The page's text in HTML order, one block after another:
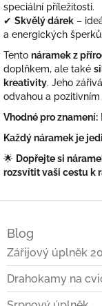
speciální příležitosti.
✔ Skvělý dárek –
a energických šperků.
Tento náramek z
doplňkem, ale také
kreativity. Jeho
odvahou a pozitivním
Vhodné pro znamení:
Každý náramek je
🌟 Dopřejte si
rozsvítit vaši cestu k
Blog
Zářijový úplněk
Drahokamy na